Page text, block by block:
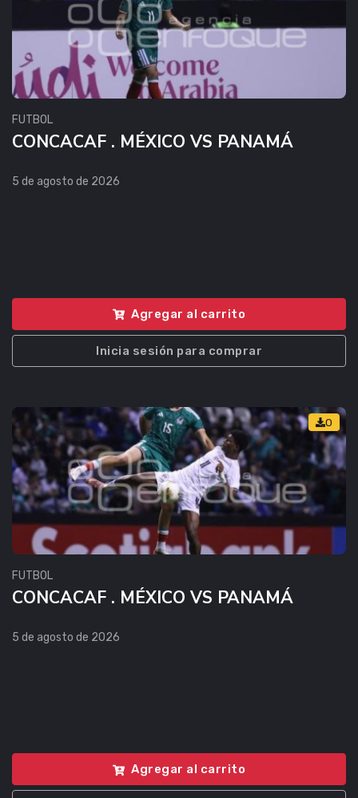
FUTBOL
CONCACAF . MÉXICO VS PANAMÁ
5 de agosto de 2026
Agregar al carrito
Inicia sesión para comprar
0
FUTBOL
CONCACAF . MÉXICO VS PANAMÁ
5 de agosto de 2026
Agregar al carrito